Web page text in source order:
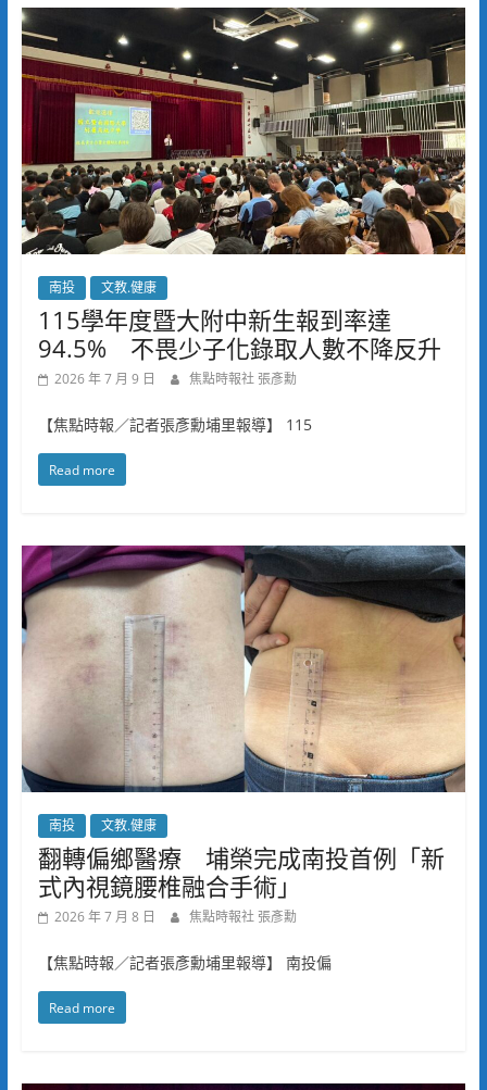
南投 文教.健康
115學年度暨大附中新生報到率達
94.5% 不畏少子化錄取人數不降反升
2026 年 7 月 9 日 焦點時報社 張彥勳
【焦點時報／記者張彥勳埔里報導】 115
Read more
南投 文教.健康
翻轉偏鄉醫療 埔榮完成南投首例「新
式內視鏡腰椎融合手術」
2026 年 7 月 8 日 焦點時報社 張彥勳
【焦點時報／記者張彥勳埔里報導】 南投偏
Read more